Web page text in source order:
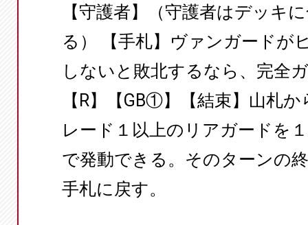
【守護者】（守護者はデッキ
る） 【手札】ヴァンガードが
しないと敗北するなら、完全
【R】【GB①】【結束】山札
レード１以上のリアガードを
で発動できる。そのターンの
手札に戻す。